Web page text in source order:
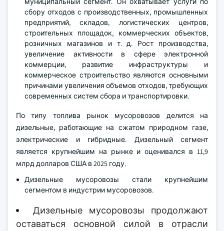
сбору отходов с производственных, промышленных
предприятий, складов, логистических центров,
строительных площадок, коммерческих объектов,
розничных магазинов и т. д. Рост производства,
увеличение активности в сфере электронной
коммерции, развитие инфраструктуры и
коммерческое строительство являются основными
причинами увеличения объемов отходов, требующих
современных систем сбора и транспортировки.
По типу топлива рынок мусоровозов делится на
дизельные, работающие на сжатом природном газе,
электрические и гибридные. Дизельный сегмент
является крупнейшим на рынке и оценивался в 11,9
млрд долларов США в 2025 году.
Дизельные мусоровозы стали крупнейшим
сегментом в индустрии мусоровозов.
Дизельные мусоровозы продолжают
оставаться основной силой в отрасли